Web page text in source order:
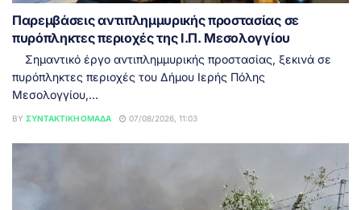
Παρεμβάσεις αντιπλημμυρικής προστασίας σε
πυρόπληκτες περιοχές της Ι.Π. Μεσολογγίου
Σημαντικό έργο αντιπλημμυρικής προστασίας, ξεκινά σε
πυρόπληκτες περιοχές του Δήμου Ιερής Πόλης
Μεσολογγίου,...
BY ΣΥΝΤΑΚΤΙΚΉ ΟΜΆΔΑ 07/08/2026, 11:03